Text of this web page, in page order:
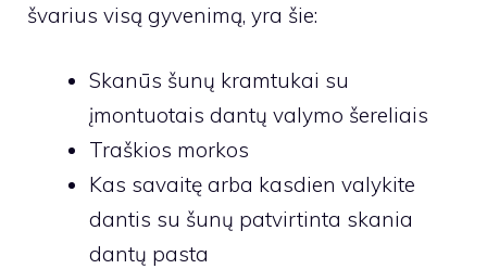
švarius visą gyvenimą, yra šie:
Skanūs šunų kramtukai su
įmontuotais dantų valymo šereliais
Traškios morkos
Kas savaitę arba kasdien valykite
dantis su šunų patvirtinta skania
dantų pasta